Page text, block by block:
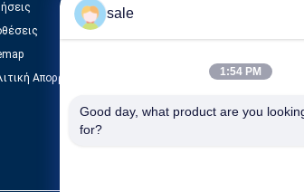
Απορρήτου
Όλες οι
sale
1:54 PM
Good day, what product are you
for?